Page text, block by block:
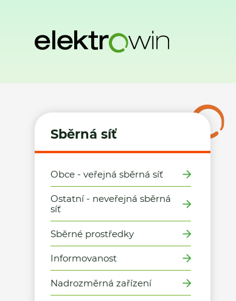
Sběrná síť
Obce - veřejná sběrná síť
Ostatní - neveřejná sběrná
síť
Sběrné prostředky
Informovanost
Nadrozměrná zařízení